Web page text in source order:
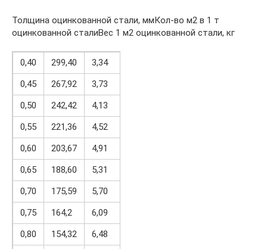
Толщина оцинкованной стали, ммКол-во м2 в 1 т
оцинкованной сталиВес 1 м2 оцинкованной стали, кг
0,40 299,40
3,34
0,45
267,92
3,73
0,50
242,42
4,13
0,55
221,36
4,52
0,60
203,67
4,91
0,65
188,60
5,31
0,70
175,59
5,70
0,75
164,2
6,09
0,80
154,32
6,48